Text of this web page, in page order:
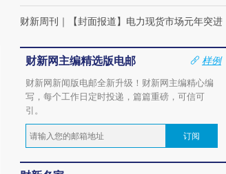
财新周刊 ｜ 【封面报道】电力现货市场元年突进
财新网主编精选版电邮
样例
财新网新闻版电邮全新升级！财新网主编精心编
写，每个工作日定时投递，篇篇重磅，可信可
引。
订阅